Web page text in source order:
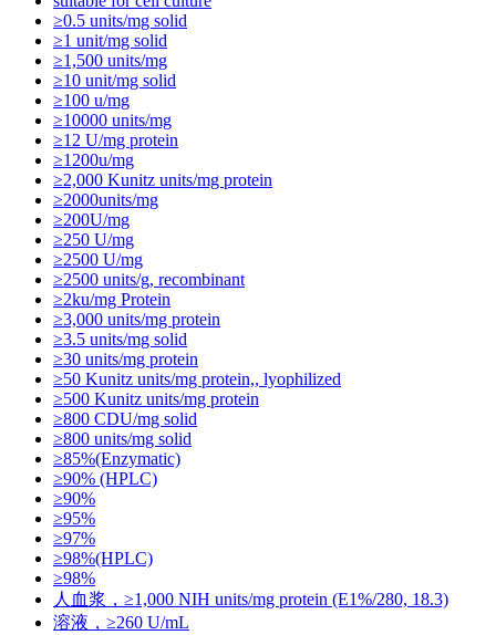
≥0.5 units/mg solid
≥1 unit/mg solid
≥1,500 units/mg
≥10 unit/mg solid
≥100 u/mg
≥10000 units/mg
≥12 U/mg protein
≥1200u/mg
≥2,000 Kunitz units/mg protein
≥2000units/mg
≥200U/mg
≥250 U/mg
≥2500 U/mg
≥2500 units/g, recombinant
≥2ku/mg Protein
≥3,000 units/mg protein
≥3.5 units/mg solid
≥30 units/mg protein
≥50 Kunitz units/mg protein,, lyophilized
≥500 Kunitz units/mg protein
≥800 CDU/mg solid
≥800 units/mg solid
≥85%(Enzymatic)
≥90% (HPLC)
≥90%
≥95%
≥97%
≥98%(HPLC)
≥98%
人血浆，≥1,000 NIH units/mg protein (E1%/280, 18.3)
溶液，≥260 U/mL